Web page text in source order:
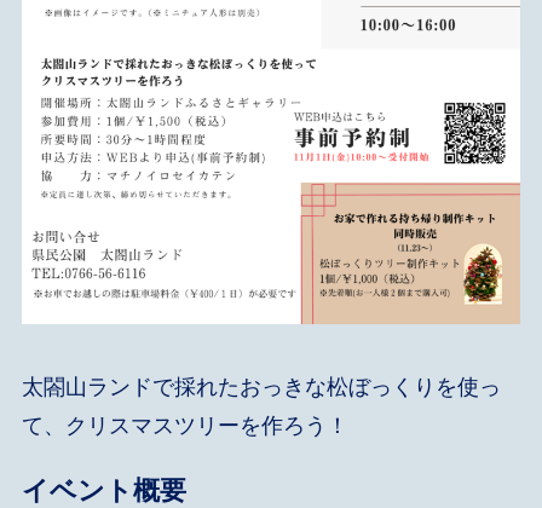
太閤山ランドで採れたおっきな松ぼっくりを使っ
て、クリスマスツリーを作ろう！
イベント概要